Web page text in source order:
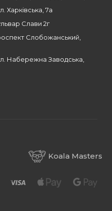
Харківська, 7а
Слави 2г
Слобожанський,
Набережна Заводська,
Koala Masters